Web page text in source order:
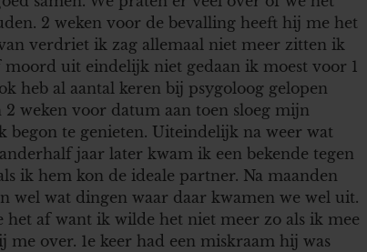
2 weken voor de bevalling heeft hij me het
verdriet ik zag allemaal niet meer zitten ik
uit eindelijk niet gedaan ik moest voor 1
heb al aantal keren bij psygoloog gelopen
weken voor datum aan toen sloeg mijn
te genieten. Uiteindelijk na weer wat
jaar later kwam ik een bekende tegen
ik hem kon de ideale partner. Na maanden
wel wat dingen waar daar kwamen we wel uit.
af want ik wilde het niet meer zo als ik mee
over. 1e keer had een miskraam hij was